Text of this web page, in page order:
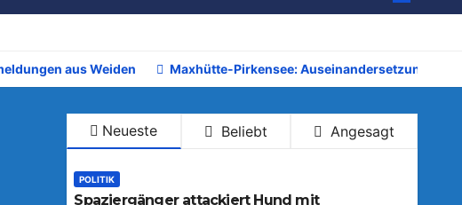
aus Weiden Maxhütte-Pirkensee: Auseinandersetzung
Neueste Beliebt Angesagt
POLITIK
Spaziergänger attackiert Hund mit